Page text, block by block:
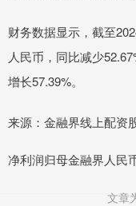
财务数据显示，截至
人民币，同比减少
增长57.39%。
来源：金融界线上配资
净利润归母金融界人民
文章